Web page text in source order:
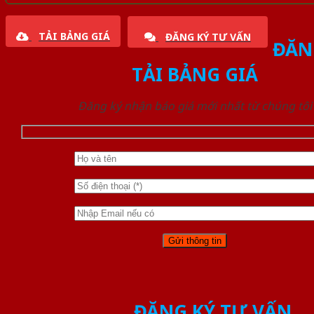
TẢI BẢNG GIÁ ĐĂNG KÝ TƯ VẤN
TẢI BẢNG GIÁ
Đăng ký nhận báo giá mới nhất từ chúng tôi